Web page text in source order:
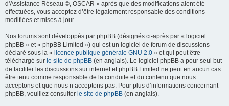
d'Assistance Réseau ©, OSCAR » après que des modifications aient été
effectuées, vous acceptez d’être légalement responsable des conditions
modifiées et mises à jour.
Nos forums sont développés par phpBB (désignés ci-après par « logiciel
phpBB » et « phpBB Limited ») qui est un logiciel de forum de discussions
déclaré sous la « licence publique générale GNU 2.0 » et qui peut être
téléchargé sur le site de phpBB (en anglais). Le logiciel phpBB a pour seul but
de faciliter les discussions sur internet et phpBB Limited ne peut en aucun cas
être tenu comme responsable de la conduite et du contenu que nous
acceptons et que nous n’acceptons pas. Pour plus d’informations concernant
phpBB, veuillez consulter le site de phpBB (en anglais).